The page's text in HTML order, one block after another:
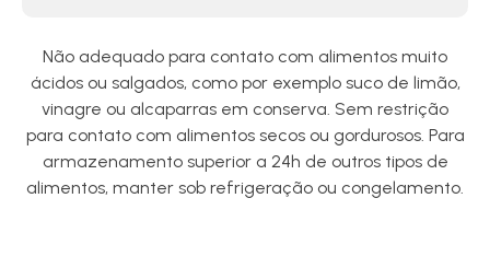
Não adequado para contato com alimentos muito
ácidos ou salgados, como por exemplo suco de limão,
vinagre ou alcaparras em conserva. Sem restrição
para contato com alimentos secos ou gordurosos. Para
armazenamento superior a 24h de outros tipos de
alimentos, manter sob refrigeração ou congelamento.